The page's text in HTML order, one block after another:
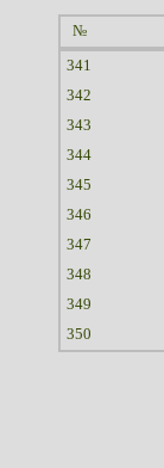
№
341
342
343
344
345
346
347
348
349
350